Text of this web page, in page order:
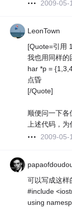
2009-05-
LeonTown
[Quote=引用
我也用同样的
har *p =
点昏
[/Quote]
顺便问一下各
上述代码，为
2009-05-
可以写成这样
#include
using